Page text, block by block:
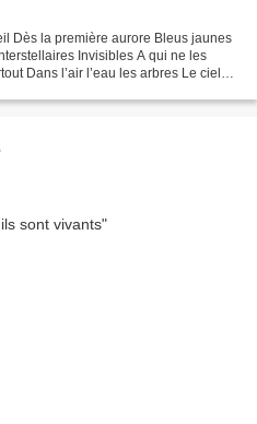
Dès la première aurore Bleus jaunes
Invisibles A qui ne les
Dans l’air l’eau les arbres Le ciel